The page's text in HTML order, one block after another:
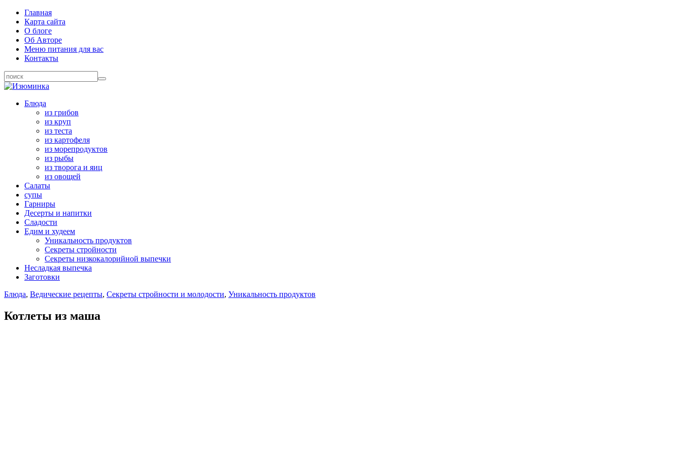
Главная
Карта сайта
О блоге
Об Авторе
Меню питания для вас
Контакты
Блюда
из грибов
из круп
из теста
из картофеля
из морепродуктов
из рыбы
из творога и яиц
из овощей
Салаты
супы
Гарниры
Десерты и напитки
Сладости
Едим и худеем
Уникальность продуктов
Секреты стройности
Секреты низкокалорийной выпечки
Несладкая выпечка
Заготовки
Блюда, Ведические рецепты, Секреты стройности и молодости, Уникальность продуктов
Котлеты из маша